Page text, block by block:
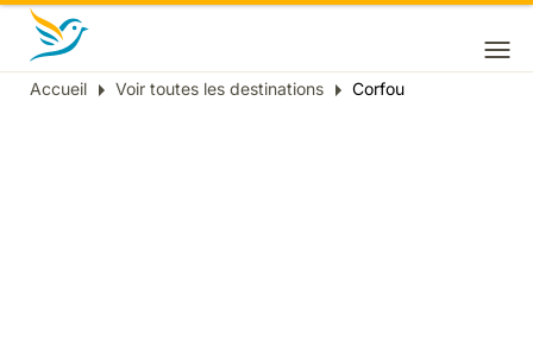
Fil
Accueil Voir toutes les destinations Corfou